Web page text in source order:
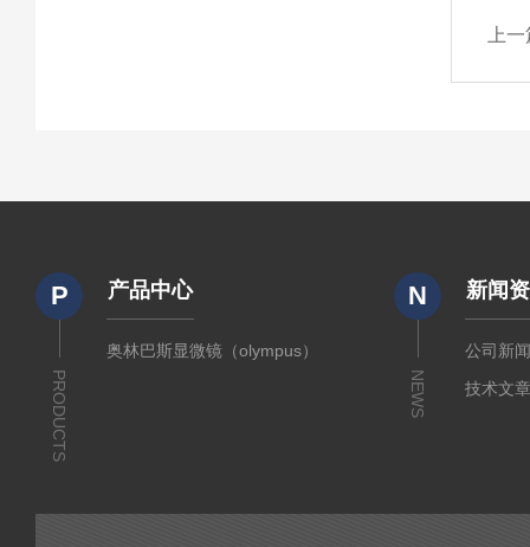
上
P
PRODUCTS
产品中心
奥林巴斯显微镜（olympus）
N
NEWS
新闻
公司新
技术文